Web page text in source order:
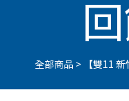
全部商品 > 【雙11